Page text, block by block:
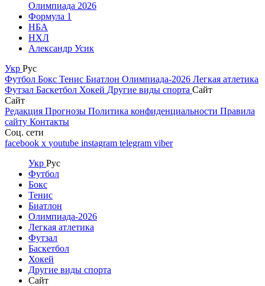
Олимпиада 2026
Формула 1
НБА
НХЛ
Александр Усик
Укр Рус
Футбол Бокс Тенис Биатлон Олимпиада-2026 Легкая атлетика
Футзал Баскетбол Хокей Другие виды спорта Сайт
Сайт
Редакция Прогнозы Политика конфиденциальности Правила
сайту Контакты
Соц. сети
facebook x youtube instagram telegram viber
Укр Рус
Футбол
Бокс
Тенис
Биатлон
Олимпиада-2026
Легкая атлетика
Футзал
Баскетбол
Хокей
Другие виды спорта
Сайт